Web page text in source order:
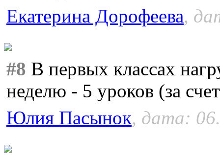
Екатерина Дорофеева,
#8 В первых классах
неделю - 5 уроков (за
Юлия Пасынок, дата: